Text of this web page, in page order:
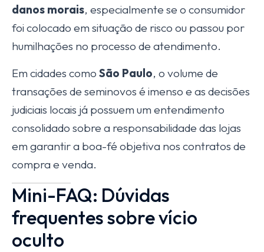
danos morais, especialmente se o consumidor
foi colocado em situação de risco ou passou por
humilhações no processo de atendimento.
Em cidades como São Paulo, o volume de
transações de seminovos é imenso e as decisões
judiciais locais já possuem um entendimento
consolidado sobre a responsabilidade das lojas
em garantir a boa-fé objetiva nos contratos de
compra e venda.
Mini-FAQ: Dúvidas
frequentes sobre vício
oculto